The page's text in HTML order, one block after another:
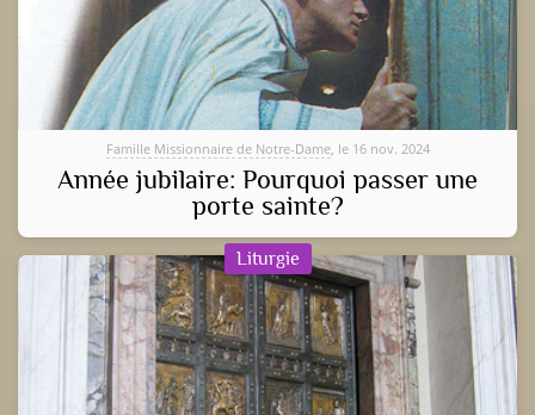
Famille Missionnaire de Notre-Dame, le 16 nov. 2024
Année jubilaire: Pourquoi passer une
porte sainte?
Liturgie